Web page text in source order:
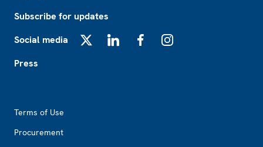
Subscribe for updates
Social media
Press
Terms of Use
Procurement